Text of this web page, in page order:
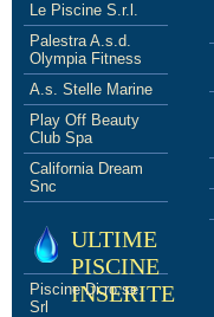
Le Piscine S.r.l.
Palestra A.s.d.
Olympia Fitness
A.s. Stelle Marine
Play Off Beauty
Club Spa
California Dream
Snc
ULTIME
PISCINE
INSERITE
Piscine Di.ro.se.
Srl